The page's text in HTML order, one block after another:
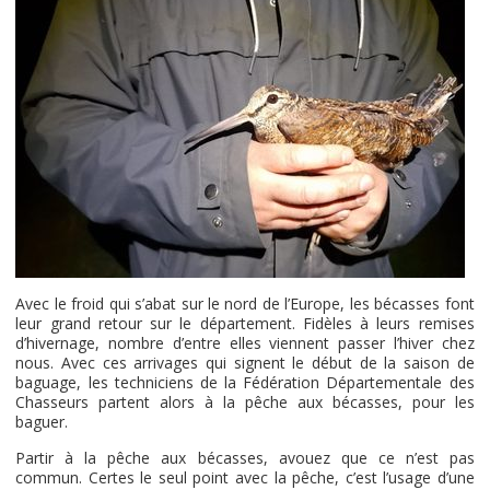
Avec le froid qui s’abat sur le nord de l’Europe, les bécasses font
leur grand retour sur le département. Fidèles à leurs remises
d’hivernage, nombre d’entre elles viennent passer l’hiver chez
nous. Avec ces arrivages qui signent le début de la saison de
baguage, les techniciens de la Fédération Départementale des
Chasseurs partent alors à la pêche aux bécasses, pour les
baguer.
Partir à la pêche aux bécasses, avouez que ce n’est pas
commun. Certes le seul point avec la pêche, c’est l’usage d’une